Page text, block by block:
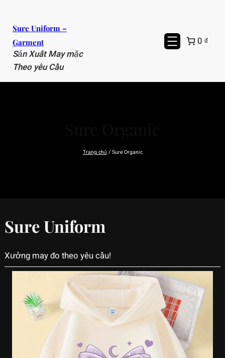
phần
dung
Sure Uniform –
Garment
Sản Xuất May mặc
Theo yêu Cầu
0 ₫
Trang chủ / Sure Organic
Sure Uniform
Xưởng may đo theo yêu cầu!